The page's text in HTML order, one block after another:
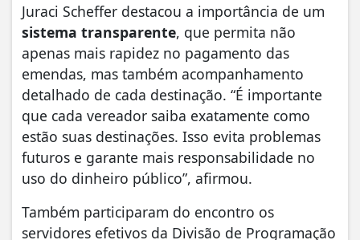
Juraci Scheffer destacou a importância de um
sistema transparente, que permita não
apenas mais rapidez no pagamento das
emendas, mas também acompanhamento
detalhado de cada destinação. “É importante
que cada vereador saiba exatamente como
estão suas destinações. Isso evita problemas
futuros e garante mais responsabilidade no
uso do dinheiro público”, afirmou.
Também participaram do encontro os
servidores efetivos da Divisão de Programação